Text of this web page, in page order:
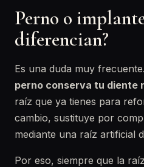
Perno o
diferencian?
Es una duda muy
perno conserva tu diente
raíz que ya tienes para
cambio, sustituye por
mediante una raíz artificial
Por eso, siempre que la